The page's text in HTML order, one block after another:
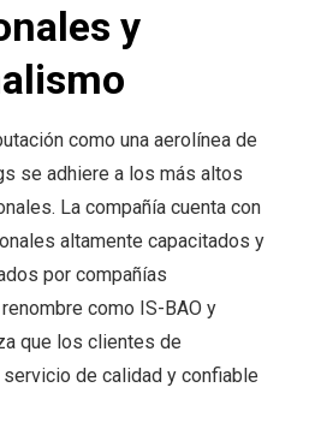
y
como una aerolínea de
se adhiere a los más altos
La compañía cuenta con
altamente capacitados y
por compañías
como IS-BAO y
que los clientes de
de calidad y confiable